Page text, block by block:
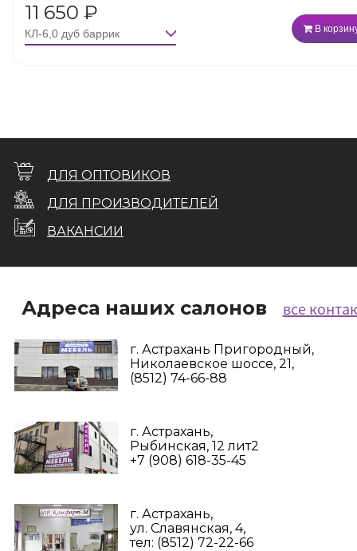
11 650 ₽
В
ДЛЯ ОПТОВИКОВ
ДЛЯ ПРОИЗВОДИТЕЛЕЙ
ВАКАНСИИ
Адреса наших салонов все
г. Астрахань Пригородный,
Николаевское шоссе, 21,
(8512) 74-66-88
г. Астрахань,
Рыбинская, 12 лит2
+7 (908) 618-35-45‬
г. Астрахань,
ул. Славянская, 4,
тел: (8512) 72-22-66